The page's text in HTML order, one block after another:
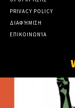
PRIVACY POLICY
ΔΙΑΦΉΜΙΣΗ
ΕΠΙΚΟΙΝΩΝΊΑ